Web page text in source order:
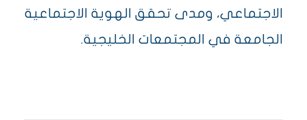
الاجتماعي، ومدى تحقق الهوية الاجتماعية
الجامعة في المجتمعات الخليجية.